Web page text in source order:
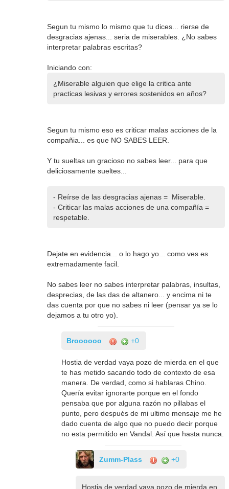
Segun tu mismo lo mismo que tu dices... rierse de
desgracias ajenas... seria de miserables. ¿No sabes
interpretar palabras escritas?
Iniciando con:
¿Miserable alguien que elige la critica ante
practicas lesivas y errores sostenidos en años?
Segun tu mismo eso es criticar malas acciones de la
compañia... es que NO SABES LEER.
Y tu sueltas un gracioso no sabes leer... para que
deliciosamente sueltes...
- Reírse de las desgracias ajenas = Miserable.
- Criticar las malas acciones de una compañía =
respetable.
Dejate en evidencia... o lo hago yo... como ves es
extremadamente facil.
No sabes leer no sabes interpretar palabras, insultas,
desprecias, de las das de altanero... y encima ni te
das cuenta por que no sabes ni leer (pensar ya se lo
dejamos a tu otro yo).
Broooooo +0
Hostia de verdad vaya pozo de mierda en el que
te has metido sacando todo de contexto de esa
manera. De verdad, como si hablaras Chino.
Quería evitar ignorarte porque en el fondo
pensaba que por alguna razón no pillabas el
punto, pero después de mi ultimo mensaje me he
dado cuenta de algo que no puedo decir porque
no esta permitido en Vandal. Así que hasta nunca.
Zumm-Plass +0
Hostia de verdad vaya pozo de mierda en